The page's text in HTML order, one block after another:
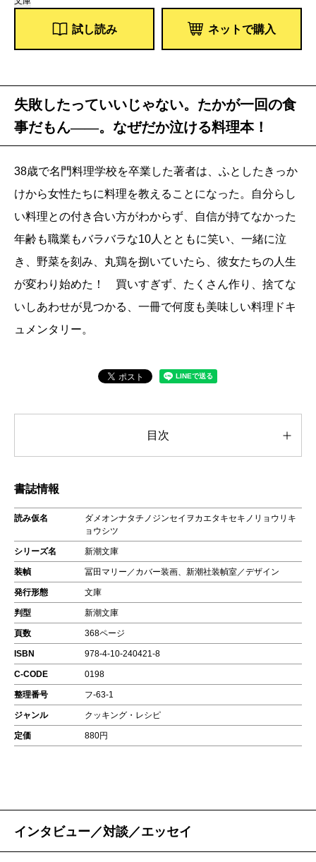
試し読み ネットで購入
失敗したっていいじゃない。たかが一回の食
事だもん――。なぜだか泣ける料理本！
38歳で名門料理学校を卒業した著者は、ふとしたきっか
けから女性たちに料理を教えることになった。自分らし
い料理との付き合い方がわからず、自信が持てなかった
年齢も職業もバラバラな10人とともに笑い、一緒に泣
き、野菜を刻み、丸鶏を捌いていたら、彼女たちの人生
が変わり始めた！ 買いすぎず、たくさん作り、捨てな
いしあわせが見つかる、一冊で何度も美味しい料理ドキ
ュメンタリー。
目次
書誌情報
読み仮名
ダメオンナタチノジンセイヲカエタキセキノリョウリキ
ョウシツ
シリーズ名 新潮文庫
装幀 冨田マリー／カバー装画、新潮社装幀室／デザイン
発行形態 文庫
判型 新潮文庫
頁数 368ページ
ISBN 978-4-10-240421-8
C-CODE 0198
整理番号 フ-63-1
ジャンル クッキング・レシピ
定価 880円
インタビュー／対談／エッセイ